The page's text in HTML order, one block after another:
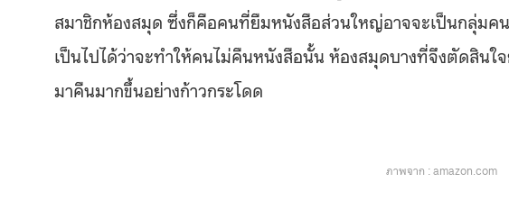
สมาชิกห้องสมุด ซึ่งก็คือคนที่ยืมหนังสือส่วนใหญ่อาจจะเป็นกลุ่มค
เป็นไปได้ว่าจะทำให้คนไม่คืนหนังสือนั้น ห้องสมุดบางที่จึงตัดสินใ
มาคืนมากขึ้นอย่างก้าวกระโดด
ภาพจาก : amazon.com